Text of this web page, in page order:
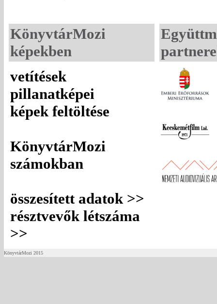
KönyvtárMozi
képekben
vetítések
pillanatképei
képek feltöltése
KönyvtárMozi
számokban
összesített adatok >>
résztvevők létszáma
>>
KönyvtárMozi 2015